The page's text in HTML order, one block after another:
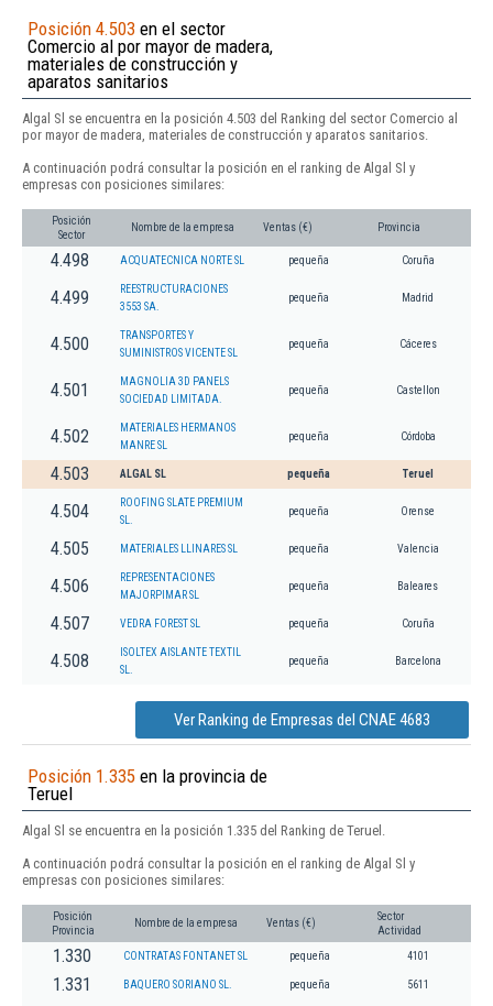
Posición 4.503 en el sector
Comercio al por mayor de madera,
materiales de construcción y
aparatos sanitarios
Algal Sl se encuentra en la posición 4.503 del Ranking del sector Comercio al
por mayor de madera, materiales de construcción y aparatos sanitarios.
A continuación podrá consultar la posición en el ranking de Algal Sl y
empresas con posiciones similares:
Posición
Sector
Nombre de la empresa Ventas (€) Provincia
4.498 ACQUATECNICA NORTE SL pequeña Coruña
4.499
REESTRUCTURACIONES
3553 SA.
pequeña Madrid
4.500
TRANSPORTES Y
SUMINISTROS VICENTE SL
pequeña Cáceres
4.501
MAGNOLIA 3D PANELS
SOCIEDAD LIMITADA.
pequeña Castellon
4.502
MATERIALES HERMANOS
MANRE SL
pequeña Córdoba
4.503 ALGAL SL pequeña Teruel
4.504
ROOFING SLATE PREMIUM
SL.
pequeña Orense
4.505 MATERIALES LLINARES SL pequeña Valencia
4.506
REPRESENTACIONES
MAJORPIMAR SL
pequeña Baleares
4.507 VEDRA FOREST SL pequeña Coruña
4.508
ISOLTEX AISLANTE TEXTIL
SL.
pequeña Barcelona
Ver Ranking de Empresas del CNAE 4683
Posición 1.335 en la provincia de
Teruel
Algal Sl se encuentra en la posición 1.335 del Ranking de Teruel.
A continuación podrá consultar la posición en el ranking de Algal Sl y
empresas con posiciones similares:
Posición
Provincia
Nombre de la empresa Ventas (€)
Sector
Actividad
1.330 CONTRATAS FONTANET SL pequeña 4101
1.331 BAQUERO SORIANO SL. pequeña 5611